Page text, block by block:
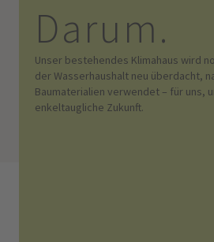
Darum.
Unser bestehendes Klimahaus wird
der Wasserhaushalt neu überdacht,
Baumaterialien verwendet – für uns,
enkeltaugliche Zukunft.